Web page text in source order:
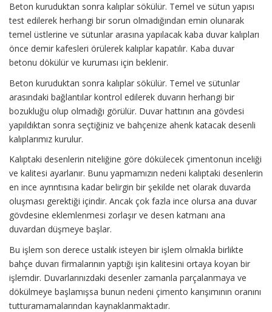
Beton kuruduktan sonra kalıplar sökülür. Temel ve sütun yapısı
test edilerek herhangi bir sorun olmadığından emin olunarak
temel üstlerine ve sütunlar arasına yapılacak kaba duvar kalıpları
önce demir kafesleri örülerek kalıplar kapatılır. Kaba duvar
betonu dökülür ve kuruması için beklenir.
Beton kuruduktan sonra kalıplar sökülür. Temel ve sütunlar
arasındaki bağlantılar kontrol edilerek duvarın herhangi bir
bozukluğu olup olmadığı görülür. Duvar hattının ana gövdesi
yapıldıktan sonra seçtiğiniz ve bahçenize ahenk katacak desenli
kalıplarımız kurulur.
Kalıptaki desenlerin niteliğine göre dökülecek çimentonun inceliği
ve kalitesi ayarlanır. Bunu yapmamızın nedeni kalıptaki desenlerin
en ince ayrıntısına kadar belirgin bir şekilde net olarak duvarda
oluşması gerektiği içindir. Ancak çok fazla ince olursa ana duvar
gövdesine eklemlenmesi zorlaşır ve desen katmanı ana
duvardan düşmeye başlar.
Bu işlem son derece ustalık isteyen bir işlem olmakla birlikte
bahçe duvarı firmalarının yaptığı işin kalitesini ortaya koyan bir
işlemdir. Duvarlarınızdaki desenler zamanla parçalanmaya ve
dökülmeye başlamışsa bunun nedeni çimento karışımının oranını
tutturamamalarından kaynaklanmaktadır.